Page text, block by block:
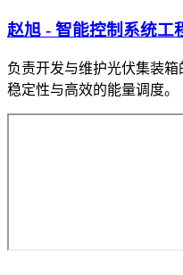
赵旭 - 智能控制系统工
负责开发与维护光伏集装
稳定性与高效的能量调度。